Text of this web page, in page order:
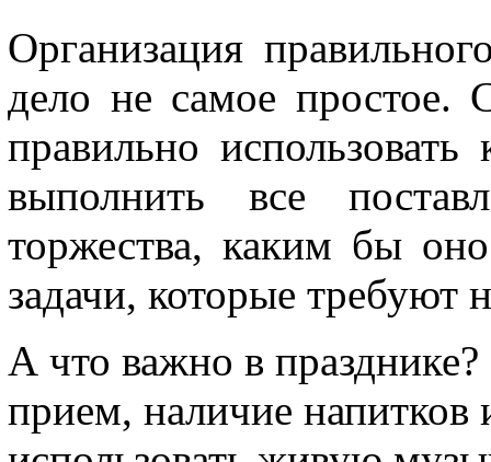
Организация
дело не самое простое.
правильно
выполнить все
торжества, каким бы
задачи, которые требуют
А что важно в
прием, наличие напитков